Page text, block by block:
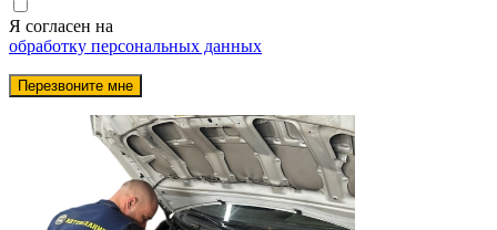
Я согласен на
обработку персональных данных